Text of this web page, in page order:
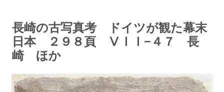
長崎の古写真考 ドイツが観た幕末
日本 ２９８頁 ⅤⅠⅠ−４７ 長
崎 ほか